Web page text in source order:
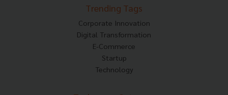
Trending Tags
Corporate Innovation
Digital Transformation
E-Commerce
Startup
Technology